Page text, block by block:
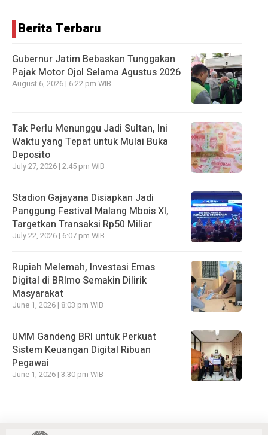
Berita Terbaru
Gubernur Jatim Bebaskan Tunggakan
Pajak Motor Ojol Selama Agustus 2026
August 6, 2026 | 6:22 pm WIB
Tak Perlu Menunggu Jadi Sultan, Ini
Waktu yang Tepat untuk Mulai Buka
Deposito
July 27, 2026 | 2:45 pm WIB
Stadion Gajayana Disiapkan Jadi
Panggung Festival Malang Mbois XI,
Targetkan Transaksi Rp50 Miliar
July 22, 2026 | 6:07 pm WIB
Rupiah Melemah, Investasi Emas
Digital di BRImo Semakin Dilirik
Masyarakat
June 1, 2026 | 8:03 pm WIB
UMM Gandeng BRI untuk Perkuat
Sistem Keuangan Digital Ribuan
Pegawai
June 1, 2026 | 3:30 pm WIB